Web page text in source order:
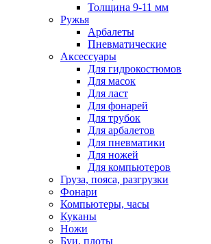
Толщина 9-11 мм
Ружья
Арбалеты
Пневматические
Аксессуары
Для гидрокостюмов
Для масок
Для ласт
Для фонарей
Для трубок
Для арбалетов
Для пневматики
Для ножей
Для компьютеров
Груза, пояса, разгрузки
Фонари
Компьютеры, часы
Куканы
Ножи
Буи, плоты